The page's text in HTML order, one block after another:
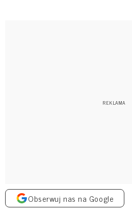
Obserwuj nas na Google